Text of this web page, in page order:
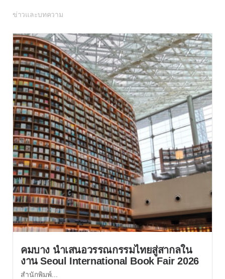
ข่าวและบทความ
คมบาง นำเสนอวรรณกรรมไทยสู่สากลใน
งาน Seoul International Book Fair 2026
สำนักพิมพ์...